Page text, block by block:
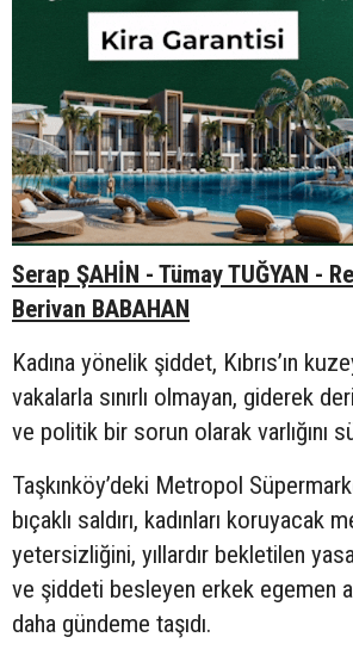
Serap ŞAHİN - Tümay TUĞYAN -
Berivan BABAHAN
Kadına yönelik şiddet, Kıbrıs’ın
vakalarla sınırlı olmayan, giderek
ve politik bir sorun olarak varlığını
Taşkınköy’deki Metropol
bıçaklı saldırı, kadınları koruyacak
yetersizliğini, yıllardır bekletilen
ve şiddeti besleyen erkek egemen
daha gündeme taşıdı.